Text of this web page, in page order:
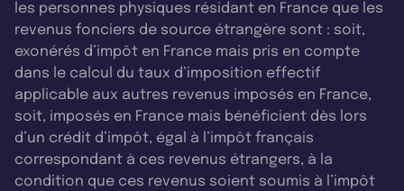
les personnes physiques résidant en France que les
revenus fonciers de source étrangère sont : soit,
exonérés d’impôt en France mais pris en compte
dans le calcul du taux d’imposition effectif
applicable aux autres revenus imposés en France,
soit, imposés en France mais bénéficient dès lors
d’un crédit d’impôt, égal à l’impôt français
correspondant à ces revenus étrangers, à la
condition que ces revenus soient soumis à l’impôt